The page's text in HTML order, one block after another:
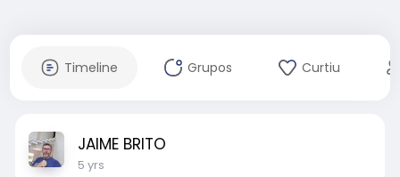
Timeline Grupos Curtiu
JAIME BRITO
5 yrs